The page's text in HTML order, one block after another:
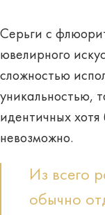
Серьги с
ювелирного
сложностью
уникальностью,
идентичных
невозможно.
Из всего
обычно